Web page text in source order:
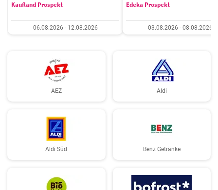
Kaufland Prospekt
06.08.2026 - 12.08.2026
Edeka Prospekt
03.08.2026 - 08.08.2026
AEZ Aldi
Aldi Süd Benz Getränke